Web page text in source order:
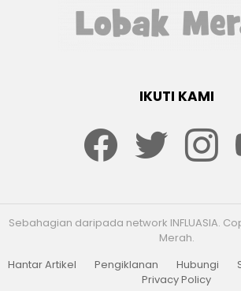
IKUTI KAMI
Sebahagian daripada network INFLUASIA.
Merah.
Hantar Artikel
Pengiklanan Hubungi
Privacy Policy